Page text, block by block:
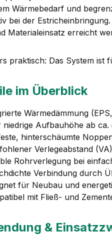
Wärmebedarf und
bei der
Materialeinsatz erreicht
praktisch: Das System ist
im Überblick
Wärmedämmung
niedrige Aufbauhöhe ab ca.
hinterschäumte
Verlegeabstand
Rohrverlegung bei
Verbindung durch
für Neubau und
mit Fließ- und
&